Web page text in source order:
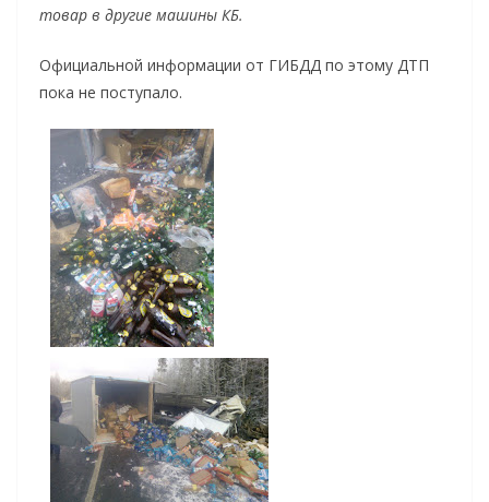
товар в другие машины КБ.
Официальной информации от ГИБДД по этому ДТП
пока не поступало.